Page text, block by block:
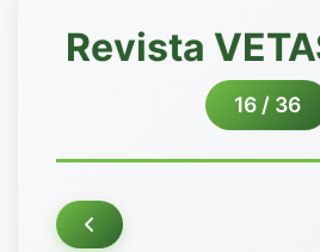
Revista
16 / 36